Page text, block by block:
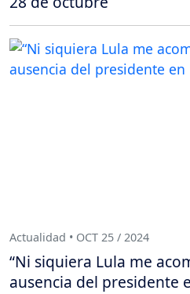
Actualidad • OCT 25 / 2024
“Ni siquiera Lula me
ausencia del presidente